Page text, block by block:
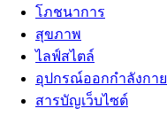
โภชนาการ
สุขภาพ
ไลฟ์สไตล์
อุปกรณ์ออกกำลังกาย
สารบัญเว็บไซต์